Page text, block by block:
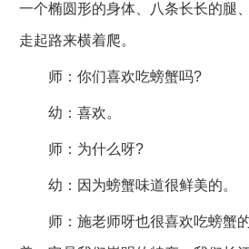
一个椭圆形的身体、八条长长的腿
走起路来横着爬。
师：你们喜欢吃螃蟹吗?
幼：喜欢。
师：为什么呀?
幼：因为螃蟹味道很鲜美的。
师：施老师呀也很喜欢吃螃蟹的